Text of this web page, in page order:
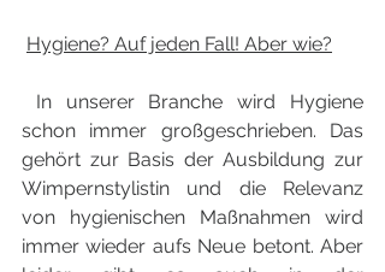
Hygiene? Auf jeden Fall! Aber wie?
schon immer großgeschrieben. Das
gehört zur Basis der Ausbildung zur
Wimpernstylistin und die Relevanz
von hygienischen Maßnahmen wird
immer wieder aufs Neue betont. Aber